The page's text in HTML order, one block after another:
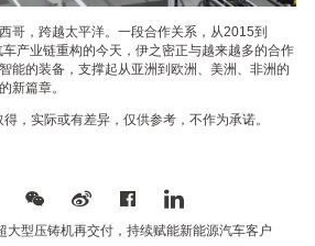
哥，跨越太平洋。一段合作关系，从2015到
产业链重构的今天，伊之密正与越来越多的合作
能的装备，支撑起从亚洲到欧洲、美洲、非洲的
新篇章。
，实际或有差异，仅供参考，不作为承诺。
大型压铸机再交付，持续赋能新能源汽车客户